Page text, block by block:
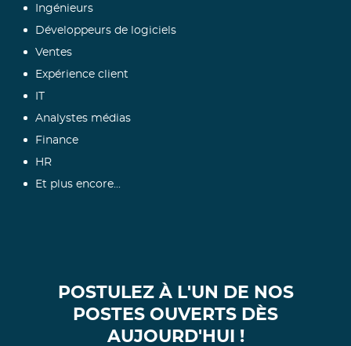
Ingénieurs
Développeurs de logiciels
Ventes
Expérience client
IT
Analystes médias
Finance
HR
Et plus encore...
POSTULEZ À L'UN DE NOS
POSTES OUVERTS DÈS
AUJOURD'HUI !